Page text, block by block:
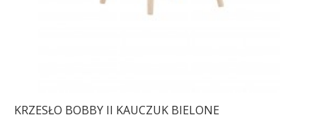
KRZESŁO BOBBY II KAUCZUK BIELONE